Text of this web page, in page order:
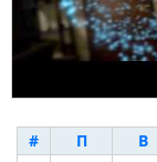
# П В